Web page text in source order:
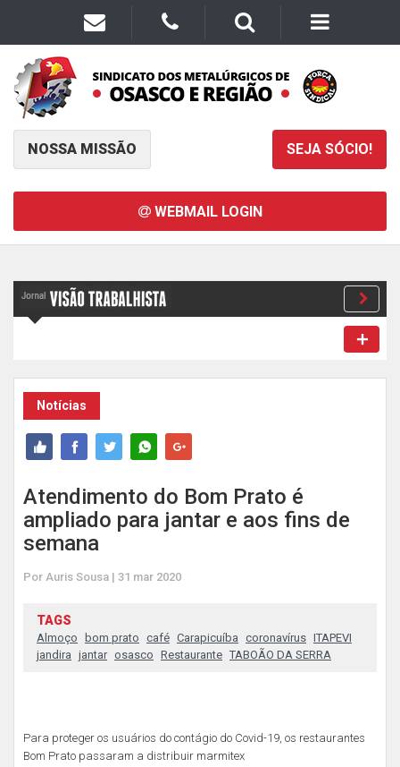
NOSSA MISSÃO SEJA SÓCIO!
WEBMAIL LOGIN
Notícias
Atendimento do Bom Prato é
ampliado para jantar e aos fins de
semana
Por Auris Sousa | 31 mar 2020
TAGS
Almoço bom prato café Carapicuíba coronavírus ITAPEVI
jandira jantar osasco Restaurante TABOÃO DA SERRA
Para proteger os usuários do contágio do Covid-19, os restaurantes
Bom Prato passaram a distribuir marmitex